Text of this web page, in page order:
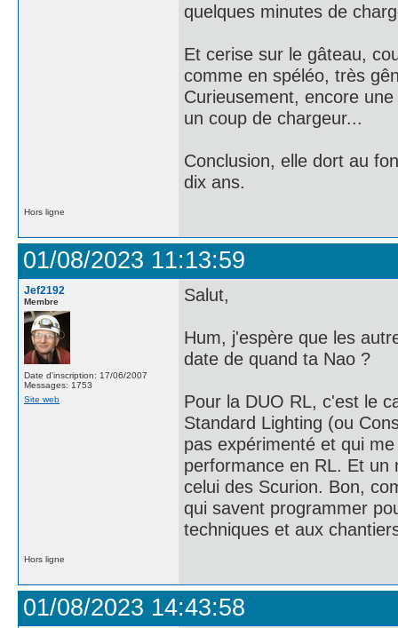
quelques minutes de
Et cerise sur le gâteau,
comme en spéléo, très
Curieusement, encore
un coup de chargeur...
Conclusion, elle dort au
dix ans.
Hors ligne
01/08/2023 11:13:59
Jef2192
Membre
Date d'inscription: 17/06/2007
Messages: 1753
Site web
Salut,
Hum, j'espère que les
date de quand ta Nao ?
Pour la DUO RL, c'est le
Standard Lighting (ou
pas expérimenté et qui
performance en RL. Et un
celui des Scurion. Bon,
qui savent programmer
techniques et aux
Hors ligne
01/08/2023 14:43:58